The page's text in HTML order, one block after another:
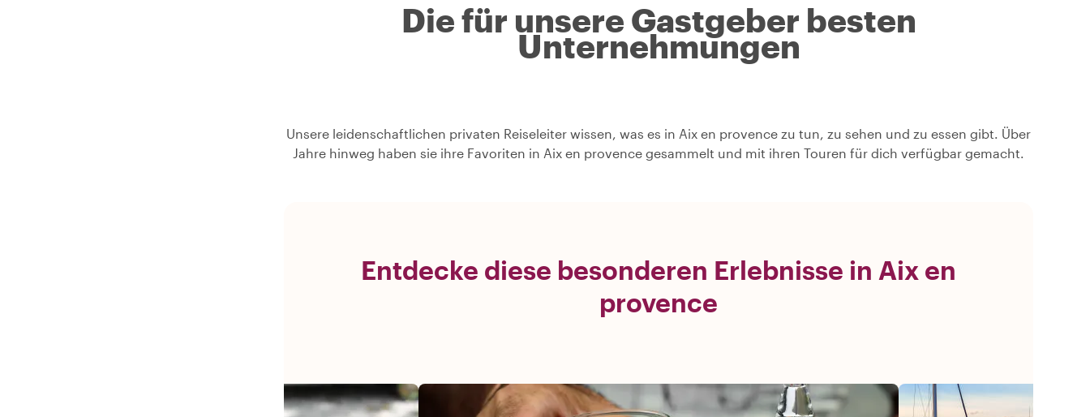
Die für unsere Gastgeber besten
Unternehmungen
Unsere leidenschaftlichen privaten Reiseleiter wissen, was es in Aix en provence zu tun, zu sehen und zu essen gibt. Über
Jahre hinweg haben sie ihre Favoriten in Aix en provence gesammelt und mit ihren Touren für dich verfügbar gemacht.
Entdecke diese besonderen Erlebnisse in Aix en
provence